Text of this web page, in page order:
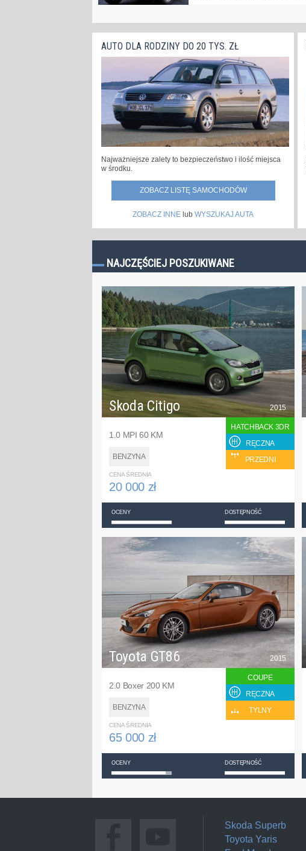
AUTO DLA RODZINY DO 20 TYS. ZŁ
Najważniejsze zalety to bezpieczeństwo i ilość miejsca
w środku.
ZOBACZ LISTĘ SAMOCHODÓW
ZOBACZ INNE lub WYSZUKAJ AUTA
NAJCZĘŚCIEJ POSZUKIWANE
Skoda Citigo
1.0 MPI 60 KM
BENZYNA
2015
HATCHBACK 3DR
RĘCZNA
PRZEDNI
CENA ŚREDNIA
20 000 zł
OCENY DOSTĘPNOŚĆ
Toyota GT86
2.0 Boxer 200 KM
BENZYNA
2015
COUPE
RĘCZNA
TYLNY
CENA ŚREDNIA
65 000 zł
OCENY DOSTĘPNOŚĆ
Skoda Superb
Toyota Yaris